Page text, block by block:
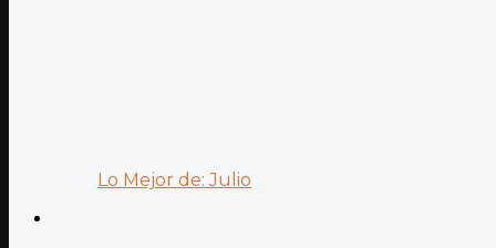
Lo Mejor de: Julio